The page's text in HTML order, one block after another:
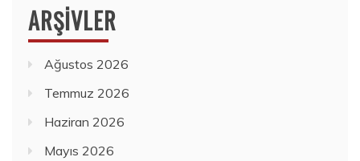
ARŞIVLER
Ağustos 2026
Temmuz 2026
Haziran 2026
Mayıs 2026